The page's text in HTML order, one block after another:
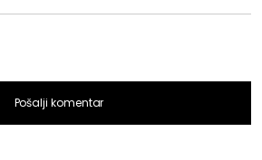
Pošalji komentar